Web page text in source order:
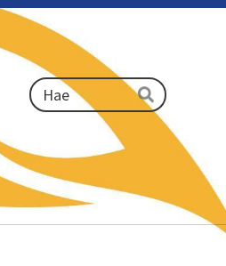
Haku
Hae